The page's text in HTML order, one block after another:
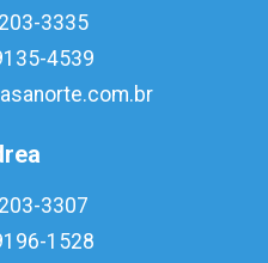
3335
4539
3307
1528